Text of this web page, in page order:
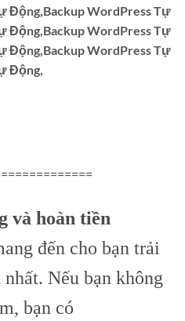
Động,Backup WordPress Tự
Động,Backup WordPress Tự
Động,Backup WordPress Tự
Động,
và hoàn tiền
đến cho bạn trải
Nếu bạn không
bạn có